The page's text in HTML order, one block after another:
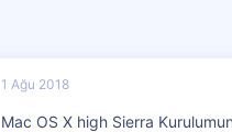
1 Ağu 2018
Mac OS X high Sierra